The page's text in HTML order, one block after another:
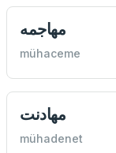
مهاجمه
mühaceme
مهادنت
mühadenet